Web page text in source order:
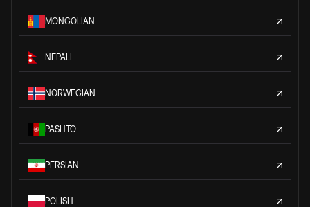
MONGOLIAN
NEPALI
NORWEGIAN
PASHTO
PERSIAN
POLISH